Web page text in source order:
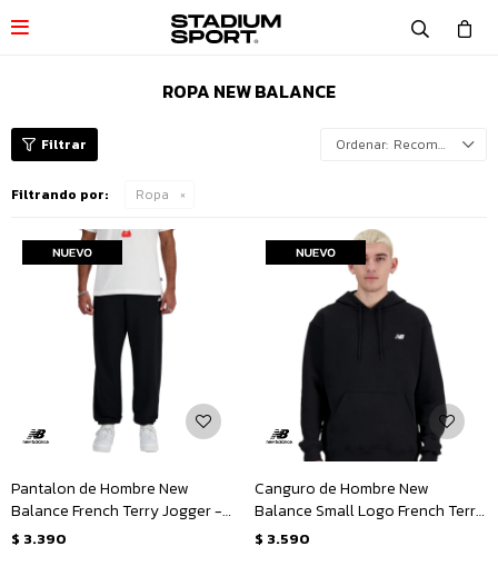

ROPA NEW BALANCE
Recomendados
Filtrando por: Ropa
Pantalon de Hombre New
Balance French Terry Jogger -
Negro
$ 3.390
Canguro de Hombre New
Balance Small Logo French Terry
Hoodie - Negro
$ 3.590